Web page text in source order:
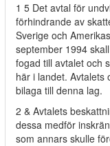
1 5 Det avtal för
förhindrande av
Sverige och
september 1994
fogad till avtalet och
här i landet. Avtalets
bilaga till denna lag.
2 & Avtalets
dessa medför
som annars skulle